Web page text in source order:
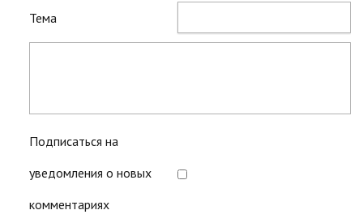
Тема
Подписаться на
уведомления о новых
комментариях